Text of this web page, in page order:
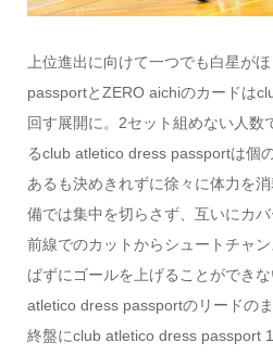
上位進出に向けて一つでも白星が
passportとZERO aichiのカードは
回す展開に。2セット組めない人数
るclub atletico dress passportは個
あるも決めきれずに徐々に体力を
備では集中を切らさず、互いにカバ
前線でのカットからシュートチャ
ばずにゴールを上げることができ
atletico dress passportのリードの
終盤にclub atletico dress passport